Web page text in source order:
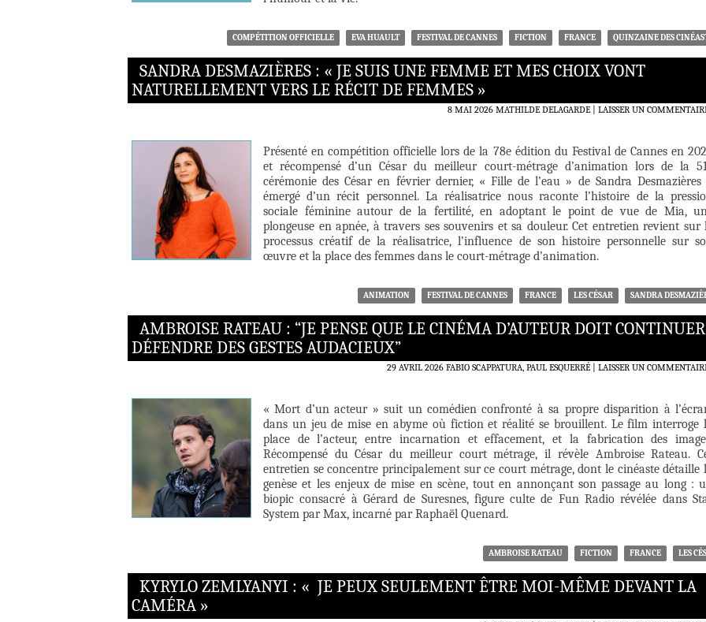
COMPÉTITION OFFICIELLE EVA HUAULT FESTIVAL DE CANNES FICTION FRANCE QUINZAINE DES
SANDRA DESMAZIÈRES : « JE SUIS UNE FEMME ET MES CHOIX VONT
NATURELLEMENT VERS LE RÉCIT DE FEMMES »
8 MAI 2026 MATHILDE DELAGARDE LAISSER UN
Présenté en compétition officielle lors de la 78e édition du Festival de Cannes en
et récompensé d’un César du meilleur court-métrage d’animation lors de la
cérémonie des César en février dernier, « Fille de l’eau » de Sandra Desmazières
émergé d’un récit personnel. La réalisatrice nous raconte l’histoire de la
sociale féminine autour de la fertilité, en adoptant le point de vue de Mia,
plongeuse en apnée, à travers ses souvenirs et sa douleur. Cet entretien revient sur
processus créatif de la réalisatrice, l’influence de son histoire personnelle sur
œuvre et la place des femmes dans le court-métrage d’animation.
ANIMATION FESTIVAL DE CANNES FRANCE LES CÉSAR SANDRA
AMBROISE RATEAU : “JE PENSE QUE LE CINÉMA D’AUTEUR DOIT
DÉFENDRE DES GESTES AUDACIEUX”
29 AVRIL 2026 FABIO SCAPPATURA, PAUL ESQUERRÉ LAISSER UN
« Mort d’un acteur » suit un comédien confronté à sa propre disparition à
dans un jeu de mise en abyme où fiction et réalité se brouillent. Le film interroge
place de l’acteur, entre incarnation et effacement, et la fabrication des
Récompensé du César du meilleur court métrage, il révèle Ambroise Rateau.
entretien se concentre principalement sur ce court métrage, dont le cinéaste détaille
genèse et les enjeux de mise en scène, tout en annonçant son passage au long :
biopic consacré à Gérard de Suresnes, figure culte de Fun Radio révélée dans
System par Max, incarné par Raphaël Quenard.
AMBROISE RATEAU FICTION FRANCE LES
KYRYLO ZEMLYANYI : « JE PEUX SEULEMENT ÊTRE MOI-MÊME DEVANT LA
CAMÉRA »